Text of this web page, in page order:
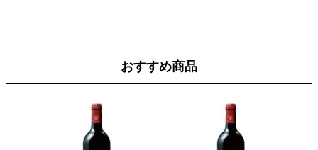
おすすめ商品